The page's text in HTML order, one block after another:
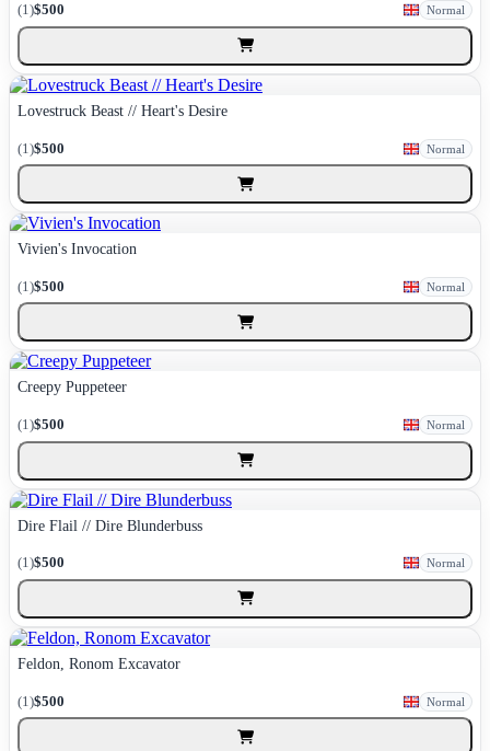
(1)$500 Normal
Lovestruck Beast // Heart's Desire
(1)$500 Normal
Vivien's Invocation
(1)$500 Normal
Creepy Puppeteer
(1)$500 Normal
Dire Flail // Dire Blunderbuss
(1)$500 Normal
Feldon, Ronom Excavator
(1)$500 Normal